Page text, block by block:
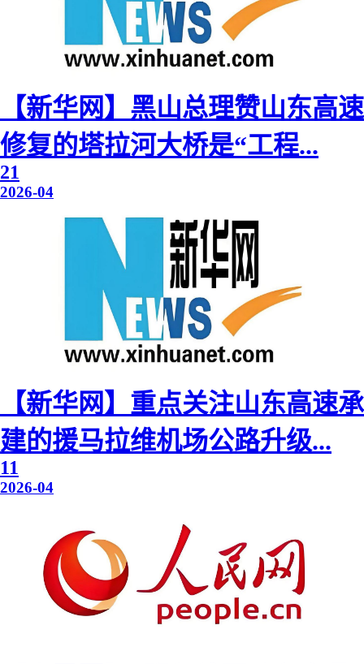
【新华网】黑山总理赞山东高速
修复的塔拉河大桥是“工程...
21
2026-04
【新华网】重点关注山东高速承
建的援马拉维机场公路升级...
11
2026-04